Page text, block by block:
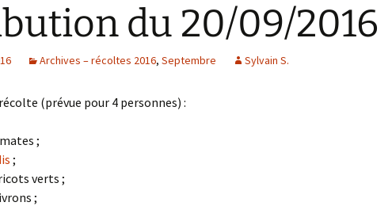
du 20/09/2016
Archives – récoltes 2016, Septembre Sylvain S.
(prévue pour 4 personnes) :
;
;
verts ;
;